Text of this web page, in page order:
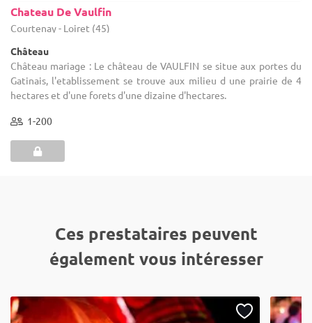
Chateau De Vaulfin
Courtenay - Loiret (45)
Château
Château mariage : Le château de VAULFIN se situe aux portes du
Gatinais, l'etablissement se trouve aux milieu d une prairie de 4
hectares et d'une forets d'une dizaine d'hectares.
1-200
Ces prestataires peuvent
également vous intéresser